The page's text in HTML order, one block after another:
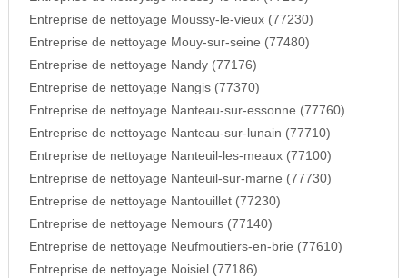
Entreprise de nettoyage Moussy-le-vieux (77230)
Entreprise de nettoyage Mouy-sur-seine (77480)
Entreprise de nettoyage Nandy (77176)
Entreprise de nettoyage Nangis (77370)
Entreprise de nettoyage Nanteau-sur-essonne (77760)
Entreprise de nettoyage Nanteau-sur-lunain (77710)
Entreprise de nettoyage Nanteuil-les-meaux (77100)
Entreprise de nettoyage Nanteuil-sur-marne (77730)
Entreprise de nettoyage Nantouillet (77230)
Entreprise de nettoyage Nemours (77140)
Entreprise de nettoyage Neufmoutiers-en-brie (77610)
Entreprise de nettoyage Noisiel (77186)